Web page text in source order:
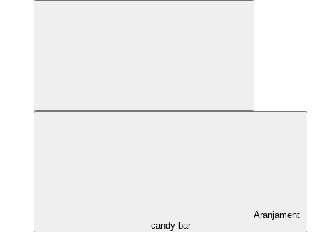
Aranjament
candy bar